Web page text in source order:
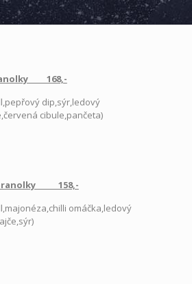
168,-
dip,sýr,ledový
cibule,pančeta)
hranolky 158,-
omáčka,ledový